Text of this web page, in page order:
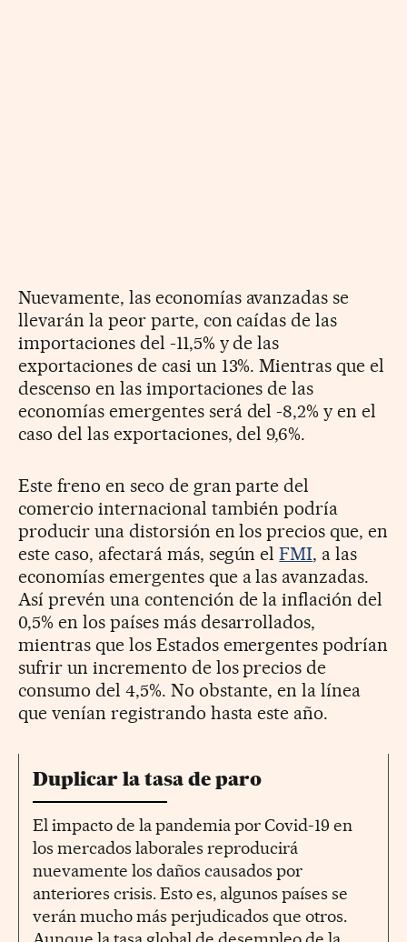
Nuevamente, las economías avanzadas se
llevarán la peor parte, con caídas de las
importaciones del -11,5% y de las
exportaciones de casi un 13%. Mientras que el
descenso en las importaciones de las
economías emergentes será del -8,2% y en el
caso del las exportaciones, del 9,6%.
Este freno en seco de gran parte del
comercio internacional también podría
producir una distorsión en los precios que, en
este caso, afectará más, según elFMI, a las
economías emergentes que a las avanzadas.
Así prevén una contención de la inflación del
0,5% en los países más desarrollados,
mientras que los Estados emergentes podrían
sufrir un incremento de los precios de
consumo del 4,5%. No obstante, en la línea
que venían registrando hasta este año.
Duplicar la tasa de paro
El impacto de la pandemia por Covid-19 en
los mercados laborales reproducirá
nuevamente los daños causados por
anteriores crisis. Esto es, algunos países se
verán mucho más perjudicados que otros.